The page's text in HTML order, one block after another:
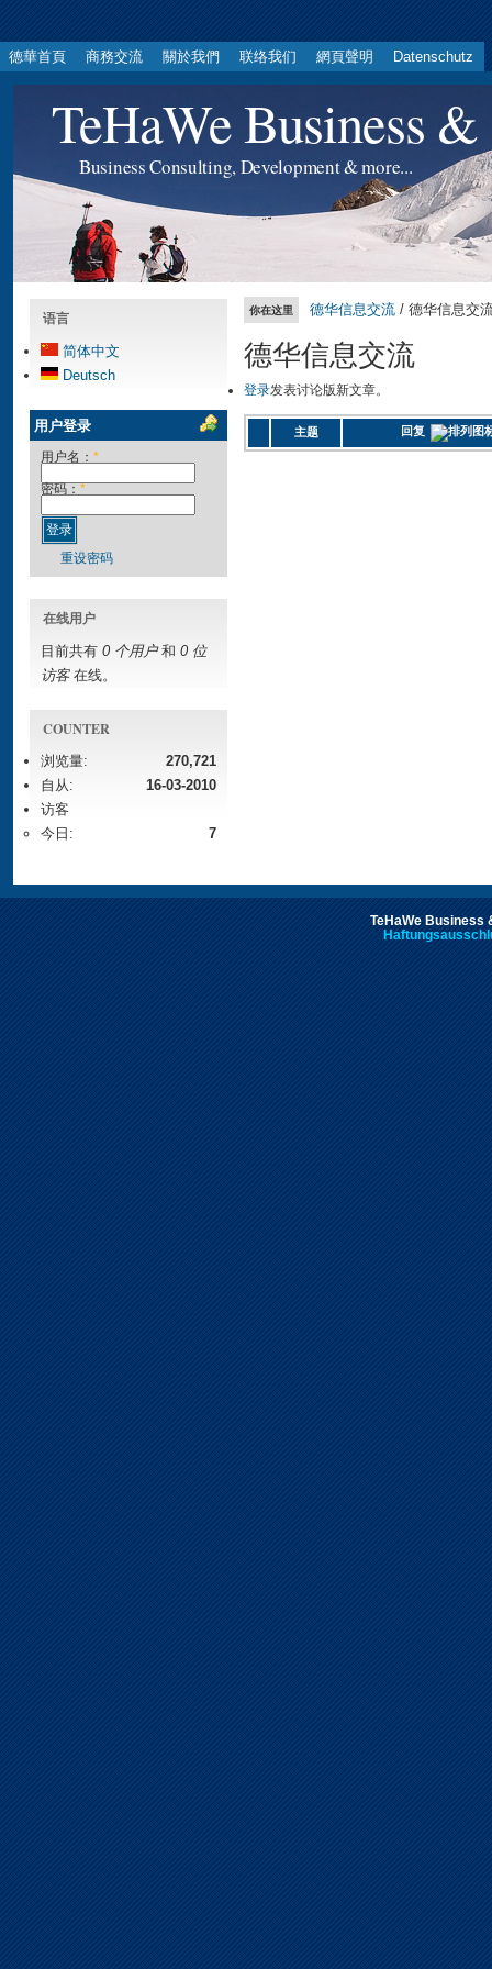
德華首頁 商務交流 關於我們 联络我们 網頁聲明 Datenschutz
TeHaWe Business
Business Consulting, Development & more...
语言
简体中文
Deutsch
用户登录
用户名： *
密码： *
重设密码
在线用户
目前共有 0 个用户和 0 位
访客在线。
COUNTER
浏览量:
270,721
自从:
16-03-2010
访客
今日:
7
你在这里 德华信息交流 / 德华信息交
德华信息交流
登录发表讨论版新文章。
主题 回复
TeHaWe Business